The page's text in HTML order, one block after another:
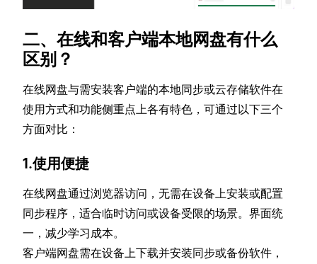
二、在线和客户端本地网盘有什么
区别？
在线网盘与需安装客户端的本地同步或云存储软件在
使用方式和功能侧重点上各有特色，可通过以下三个
方面对比：
1.使用便捷
在线网盘通过浏览器访问，无需在设备上安装或配置
同步程序，适合临时访问或设备受限的场景。界面统
一，减少学习成本。
客户端网盘需在设备上下载并安装同步或备份软件，